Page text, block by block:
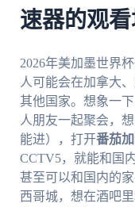
速器的观
2026年美加墨世界
人可能会在加拿大
其他国家。想象一
人朋友一起聚会，
能进），打开番茄
CCTV5，就能和国
甚至可以和国内的
西哥城，想在酒吧